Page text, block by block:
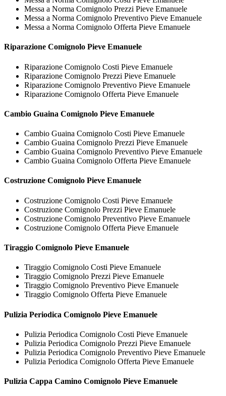
Messa a Norma Comignolo Prezzi Pieve Emanuele
Messa a Norma Comignolo Preventivo Pieve Emanuele
Messa a Norma Comignolo Offerta Pieve Emanuele
Riparazione Comignolo Pieve Emanuele
Riparazione Comignolo Costi Pieve Emanuele
Riparazione Comignolo Prezzi Pieve Emanuele
Riparazione Comignolo Preventivo Pieve Emanuele
Riparazione Comignolo Offerta Pieve Emanuele
Cambio Guaina Comignolo Pieve Emanuele
Cambio Guaina Comignolo Costi Pieve Emanuele
Cambio Guaina Comignolo Prezzi Pieve Emanuele
Cambio Guaina Comignolo Preventivo Pieve Emanuele
Cambio Guaina Comignolo Offerta Pieve Emanuele
Costruzione Comignolo Pieve Emanuele
Costruzione Comignolo Costi Pieve Emanuele
Costruzione Comignolo Prezzi Pieve Emanuele
Costruzione Comignolo Preventivo Pieve Emanuele
Costruzione Comignolo Offerta Pieve Emanuele
Tiraggio Comignolo Pieve Emanuele
Tiraggio Comignolo Costi Pieve Emanuele
Tiraggio Comignolo Prezzi Pieve Emanuele
Tiraggio Comignolo Preventivo Pieve Emanuele
Tiraggio Comignolo Offerta Pieve Emanuele
Pulizia Periodica Comignolo Pieve Emanuele
Pulizia Periodica Comignolo Costi Pieve Emanuele
Pulizia Periodica Comignolo Prezzi Pieve Emanuele
Pulizia Periodica Comignolo Preventivo Pieve Emanuele
Pulizia Periodica Comignolo Offerta Pieve Emanuele
Pulizia Cappa Camino Comignolo Pieve Emanuele